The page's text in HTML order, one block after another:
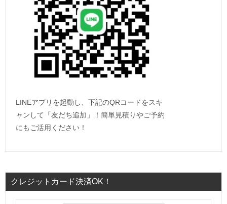
LINEアプリを起動し、下記のQRコードをスキ
ャンして「友だち追加」！簡単見積りやご予約
にもご活用ください！
クレジットカード決済OK！